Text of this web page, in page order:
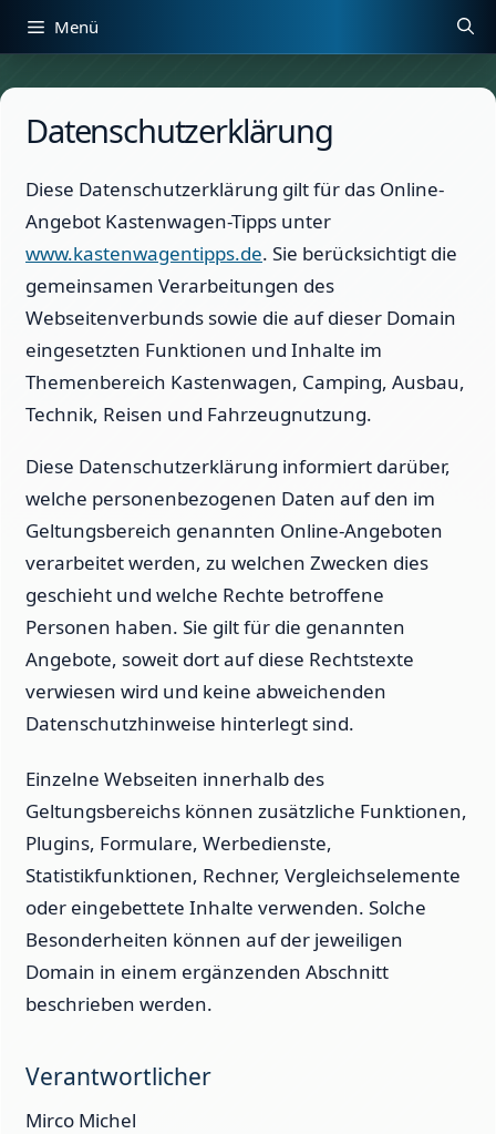
Zum
Inhalt
Menü
Datenschutzerklärung
Diese Datenschutzerklärung gilt für das Online-
Angebot Kastenwagen-Tipps unter
www.kastenwagentipps.de. Sie berücksichtigt die
gemeinsamen Verarbeitungen des
Webseitenverbunds sowie die auf dieser Domain
eingesetzten Funktionen und Inhalte im
Themenbereich Kastenwagen, Camping, Ausbau,
Technik, Reisen und Fahrzeugnutzung.
Diese Datenschutzerklärung informiert darüber,
welche personenbezogenen Daten auf den im
Geltungsbereich genannten Online-Angeboten
verarbeitet werden, zu welchen Zwecken dies
geschieht und welche Rechte betroffene
Personen haben. Sie gilt für die genannten
Angebote, soweit dort auf diese Rechtstexte
verwiesen wird und keine abweichenden
Datenschutzhinweise hinterlegt sind.
Einzelne Webseiten innerhalb des
Geltungsbereichs können zusätzliche Funktionen,
Plugins, Formulare, Werbedienste,
Statistikfunktionen, Rechner, Vergleichselemente
oder eingebettete Inhalte verwenden. Solche
Besonderheiten können auf der jeweiligen
Domain in einem ergänzenden Abschnitt
beschrieben werden.
Verantwortlicher
Mirco Michel